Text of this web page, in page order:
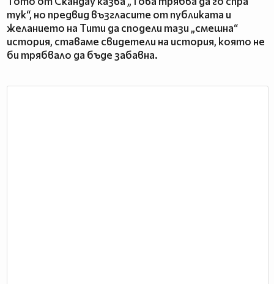
тук“, но предвид възгласите от публиката и
желанието на Тити да сподели тази „смешна“
история, ставаме свидетели на история, която не
би трябвало да бъде забавна.